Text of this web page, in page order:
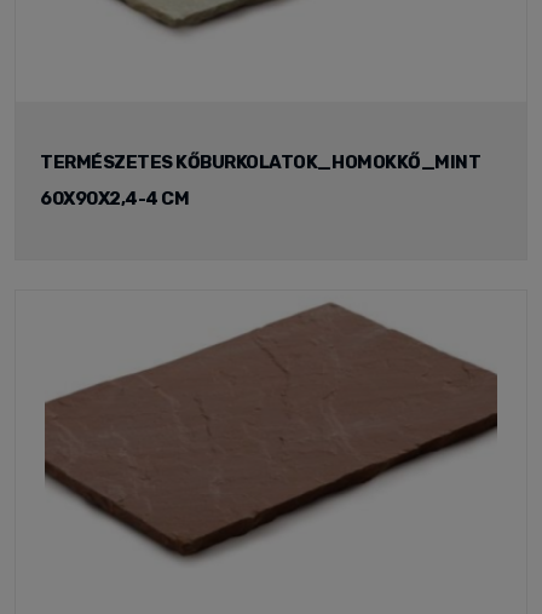
TERMÉSZETES KŐBURKOLATOK_HOMOKKŐ_MINT
60X90X2,4-4 CM